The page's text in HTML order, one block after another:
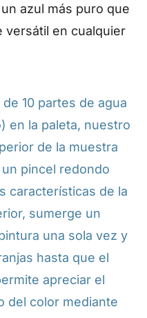
azul más puro que
versátil en cualquier
10 partes de agua
en la paleta, nuestro
de la muestra
pincel redondo
características de la
sumerge un
una sola vez y
hasta que el
apreciar el
del color mediante